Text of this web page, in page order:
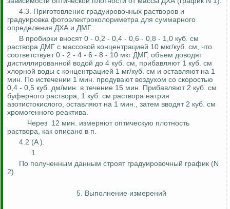
4.3. Приготовление градуировочных растворов и
градуировка фотоэлектроколориметра для суммарного
определения ДХА и ДМГ.
В пробирки вносят 0 - 0,2 - 0,4 - 0,6 - 0,8 - 1,0 куб. см
раствора ДМГ с массовой концентрацией 10 мкг/куб. см, что
соответствует 0 - 2 - 4 - 6 - 8 - 10 мкг ДМГ, объем доводят
дистиллированной водой до 4 куб. см, прибавляют 1 куб. см
хлорной воды с концентрацией 1 мг/куб. см и оставляют на 1
мин. По истечении 1 мин. продуваютвоздухом со скоростью
0,4 - 0,5 куб. дм/мин. в течение 15 мин. Прибавляют 2 куб. см
буферного раствора, 1 куб. см раствора натрия
азотистокислого, оставляют на 1 мин., затем вводят 2 куб. см
хромогенного реактива.
Через 12 мин. измеряют оптическую плотность
раствора, как описано в п.
4.2 (A).
1
По полученным данным строят градуировочный график (N
2).
5. Выполнение измерений